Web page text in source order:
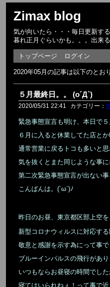
Zimax blog
気が向いたら・・・毎日更新す
暮れ正月ぐらいかも。。。出来
トップページ ログイン
2020年05月の記事は以下のとお
５月最終日。。 (o´Д`)
2020/05/31 22:41 カテゴリー：
緊急事態宣言も明け、本日で５
６月に入ると休業してた店とか
通常営業に戻るトコも多いと思
気を抜くとまた同じような事
第二次緊急事態宣言が出ない事
こんばんは。(´ω`)ﾉ
昨日のお昼、東京都区部上空を
新型コロナウィルスに対応す
敬意と感謝を示す為にって事で
ブルーインパルスの飛行があ
いつもならお昼寝の時間でした
寝てはいられねぇ！って事で